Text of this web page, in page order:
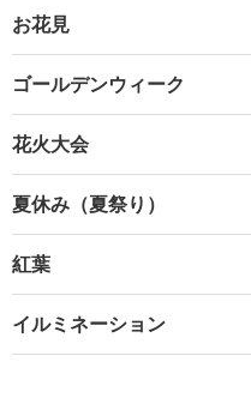
お花見
ゴールデンウィーク
花火大会
夏休み（夏祭り）
紅葉
イルミネーション